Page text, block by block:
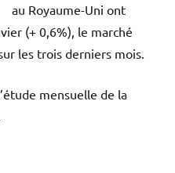
au Royaume-Uni ont
(+ 0,6%), le marché
les trois derniers mois.
mensuelle de la